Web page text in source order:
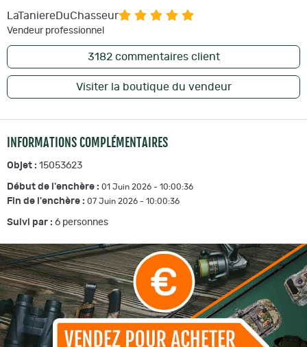
LaTaniereDuChasseur
Vendeur professionnel
3182commentaires client
Visiter la boutique du vendeur
INFORMATIONS COMPLÉMENTAIRES
Objet : 15053623
Début de l'enchère : 01 Juin 2026 - 10:00:36
Fin de l'enchère : 07 Juin 2026 - 10:00:36
Suivi par : 6 personnes